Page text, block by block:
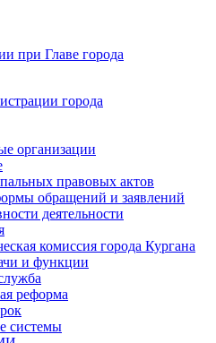
при Главе города
города
организации
правовых актов
обращений и заявлений
деятельности
комиссия города Кургана
и функции
реформа
системы